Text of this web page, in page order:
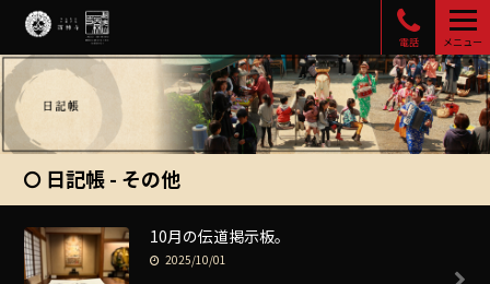
電話 メニュー
日記帳 - その他
10月の伝道掲示板。
2025/10/01